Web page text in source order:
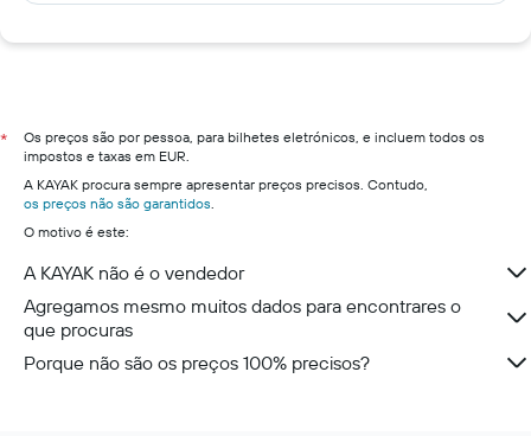
*
Os preços são por pessoa, para bilhetes eletrónicos, e incluem todos os
impostos e taxas em EUR.
A KAYAK procura sempre apresentar preços precisos. Contudo,
os preços não são garantidos.
O motivo é este:
A KAYAK não é o vendedor
Agregamos mesmo muitos dados para encontrares o
que procuras
Porque não são os preços 100% precisos?